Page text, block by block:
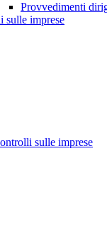
Provvedimenti
sulle imprese
sulle imprese